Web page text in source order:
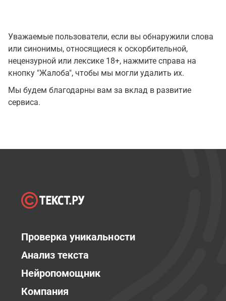
Уважаемые пользователи, если вы обнаружили слова
или синонимы, относящиеся к оскорбительной,
нецензурной или лексике 18+, нажмите справа на
кнопку "Жалоба", чтобы мы могли удалить их.
Мы будем благодарны вам за вклад в развитие
сервиса.
Проверка уникальности
Анализ текста
Нейропомощник
Компания